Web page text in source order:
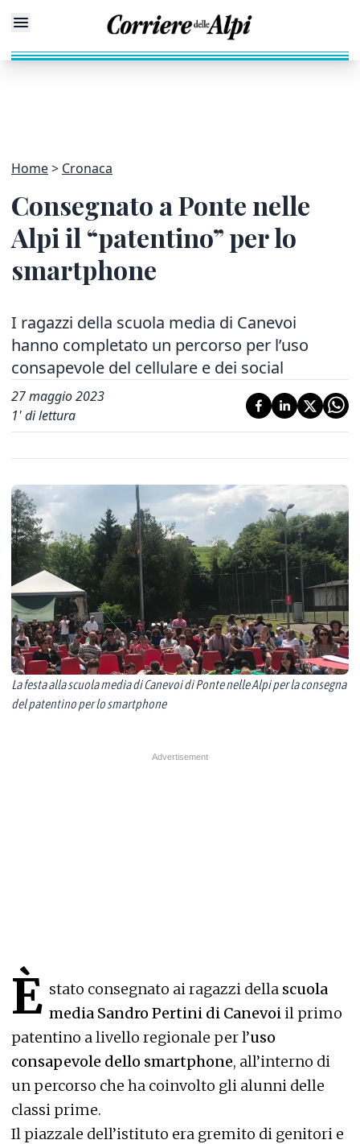
Home Cronaca
Consegnato a Ponte nelle
Alpi il “patentino” per lo
smartphone
I ragazzi della scuola media di Canevoi
hanno completato un percorso per l’uso
consapevole del cellulare e dei social
27 maggio 2023
1' di lettura
La festa alla scuola media di Canevoi di Ponte nelle Alpi per la consegna
del patentino per lo smartphone
È stato consegnato ai ragazzi della scuola
media Sandro Pertini di Canevoiil primo
patentino a livello regionale per l’uso
consapevole dello smartphone, all’interno di
un percorso che ha coinvolto gli alunni delle
classi prime.
Il piazzale dell’istituto era gremito di genitori e